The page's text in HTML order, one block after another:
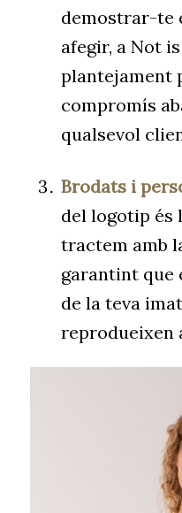
demostrar-te
afegir, a Not
plantejament
compromís
qualsevol
Brodats i
del logotip és
tractem amb
garantint que
de la teva
reprodueixen